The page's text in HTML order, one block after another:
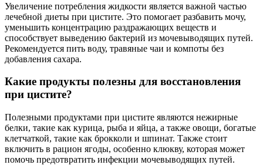
Увеличение потребления жидкости является важной частью
лечебной диеты при цистите. Это помогает разбавить мочу,
уменьшить концентрацию раздражающих веществ и
способствует выведению бактерий из мочевыводящих путей.
Рекомендуется пить воду, травяные чаи и компоты без
добавления сахара.
Какие продукты полезны для восстановления
при цистите?
Полезными продуктами при цистите являются нежирные
белки, такие как курица, рыба и яйца, а также овощи, богатые
клетчаткой, такие как брокколи и шпинат. Также стоит
включить в рацион ягоды, особенно клюкву, которая может
помочь предотвратить инфекции мочевыводящих путей.